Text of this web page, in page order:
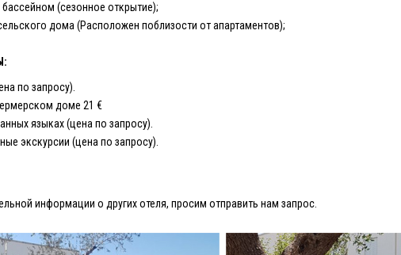
(сезонное открытие);
дома (Расположен поблизости от апартаментов);
по запросу).
доме 21 €
языках (цена по запросу).
экскурсии (цена по запросу).
информации о других отеля, просим отправить нам запрос.